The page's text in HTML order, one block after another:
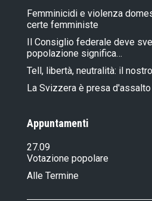
Femminicidi e violenza
certe femministe
Il Consiglio federale deve
popolazione significa…
Tell, libertà, neutralità: il
La Svizzera è presa
Appuntamenti
27.09
Votazione popolare
Alle Termine